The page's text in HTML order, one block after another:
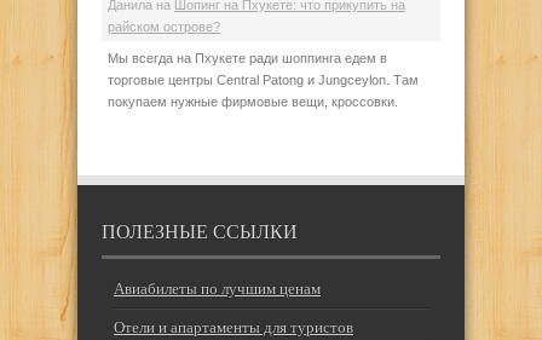
Данила на Шопинг на Пхукете: что прикупить на
райском острове?
Мы всегда на Пхукете ради шоппинга едем в
торговые центры Central Patong и Jungceylon. Там
покупаем нужные фирмовые вещи, кроссовки.
ПОЛЕЗНЫЕ ССЫЛКИ
Авиабилеты по лучшим ценам
Отели и апартаменты для туристов